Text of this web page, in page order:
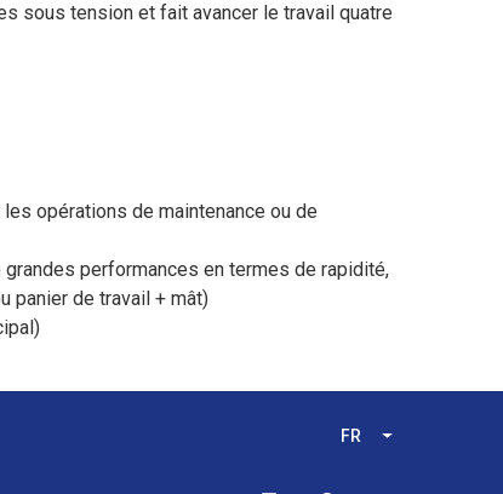
sous tension et fait avancer le travail quatre
opérations de maintenance ou de
performances en termes de rapidité,
panier de travail + mât)
FR Lister les